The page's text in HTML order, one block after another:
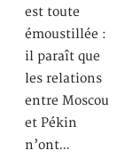
est toute
émoustillée :
il paraît que
les relations
entre Moscou
et Pékin
n’ont…